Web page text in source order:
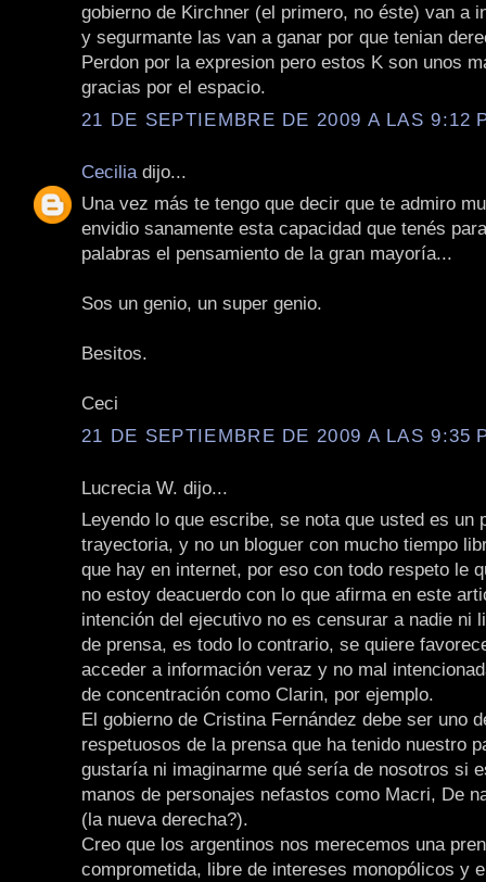
gobierno de Kirchner (el primero, no éste) van a
y segurmante las van a ganar por que tenian
Perdon por la expresion pero estos K son unos
gracias por el espacio.
21 DE SEPTIEMBRE DE 2009 A LAS 9:12
Cecilia dijo...
Una vez más te tengo que decir que te admiro
envidio sanamente esta capacidad que tenés
palabras el pensamiento de la gran mayoría...
Sos un genio, un super genio.
Besitos.
Ceci
21 DE SEPTIEMBRE DE 2009 A LAS 9:35
Lucrecia W. dijo...
Leyendo lo que escribe, se nota que usted es un
trayectoria, y no un bloguer con mucho tiempo
que hay en internet, por eso con todo respeto le
no estoy deacuerdo con lo que afirma en este
intención del ejecutivo no es censurar a nadie ni
de prensa, es todo lo contrario, se quiere
acceder a información veraz y no mal
de concentración como Clarin, por ejemplo.
El gobierno de Cristina Fernández debe ser uno
respetuosos de la prensa que ha tenido nuestro
gustaría ni imaginarme qué sería de nosotros si
manos de personajes nefastos como Macri, De
(la nueva derecha?).
Creo que los argentinos nos merecemos una
comprometida, libre de intereses monopólicos y